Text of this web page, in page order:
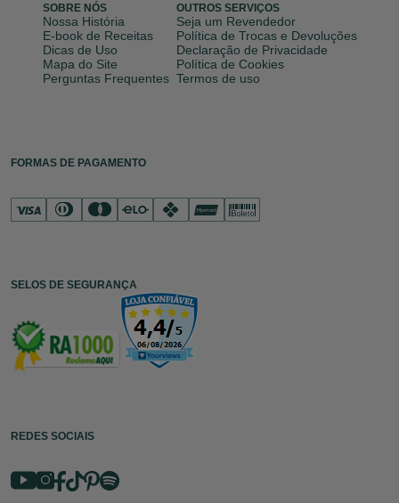
SOBRE NÓS
Nossa História
E-book de Receitas
Dicas de Uso
Mapa do Site
Perguntas Frequentes
OUTROS SERVIÇOS
Seja um Revendedor
Política de Trocas e Devoluções
Declaração de Privacidade
Política de Cookies
Termos de uso
FORMAS DE PAGAMENTO
SELOS DE SEGURANÇA
REDES SOCIAIS